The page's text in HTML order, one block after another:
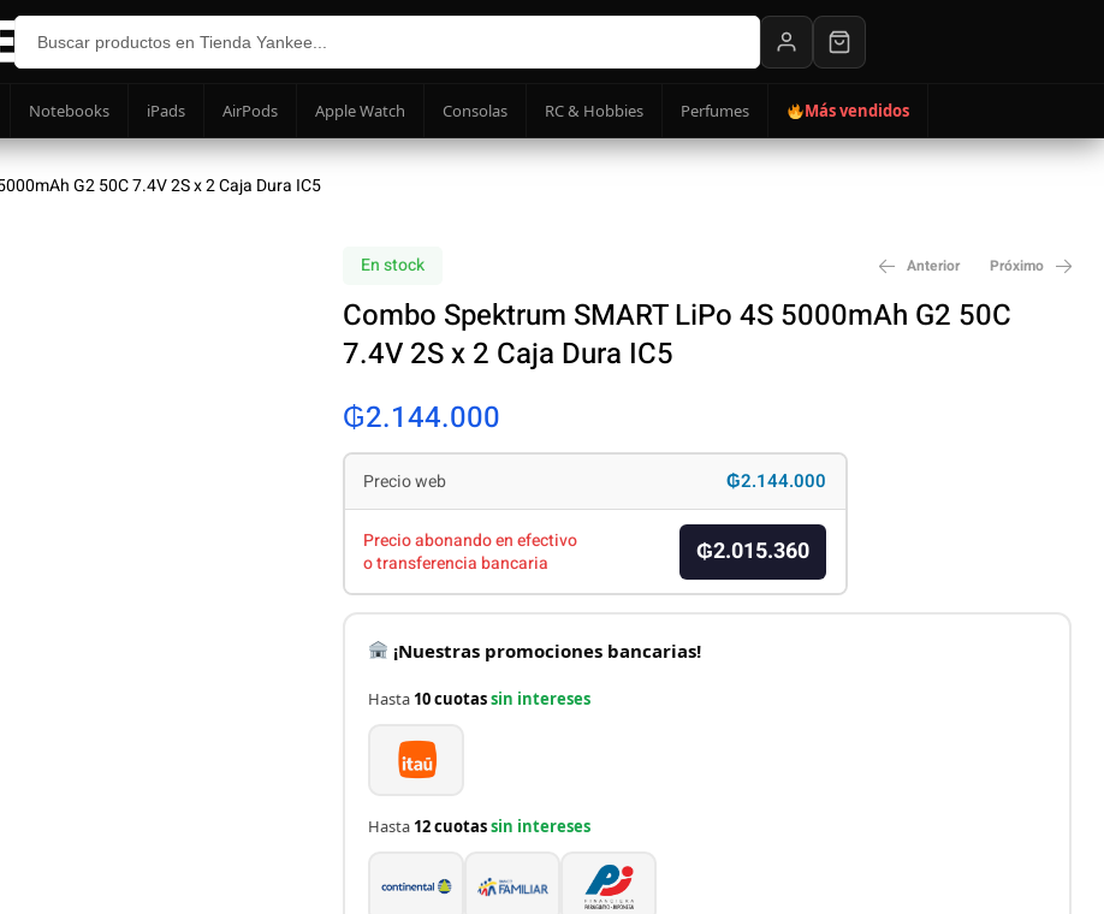
Notebooks iPads AirPods Apple Watch Consolas RC & Hobbies Perfumes Más vendidos
G2 50C 7.4V 2S x 2 Caja Dura IC5
En stock Anterior Próximo
Combo Spektrum SMART LiPo 4S 5000mAh G2 50C
7.4V 2S x 2 Caja Dura IC5
₲2.144.000
Precio web ₲2.144.000
Precio abonando en efectivo
o transferencia bancaria
₲2.015.360
¡Nuestras promociones bancarias!
Hasta 10 cuotassin intereses
Hasta 12 cuotassin intereses